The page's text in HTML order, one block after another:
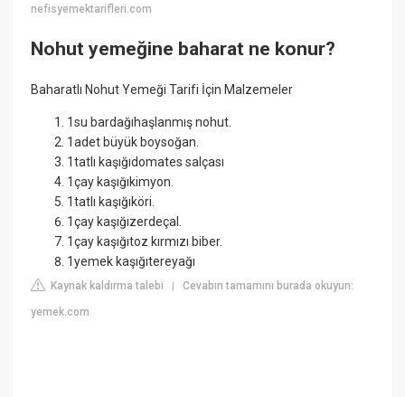
nefisyemektarifleri.com
Nohut yemeğine baharat ne konur?
Baharatlı Nohut Yemeği Tarifi İçin Malzemeler
1su bardağıhaşlanmış nohut.
1adet büyük boysoğan.
1tatlı kaşığıdomates salçası
1çay kaşığıkimyon.
1tatlı kaşığıköri.
1çay kaşığızerdeçal.
1çay kaşığıtoz kırmızı biber.
1yemek kaşığıtereyağı
Kaynak kaldırma talebi |Cevabın tamamını burada okuyun:
yemek.com